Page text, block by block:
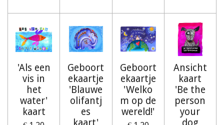
'Als een
vis in
het
water'
kaart
Geboort
ekaartje
'Blauwe
olifantj
es
kaart'
Geboort
ekaartje
'Welko
m op de
wereld!'
Ansicht
kaart
'Be the
person
your
dog